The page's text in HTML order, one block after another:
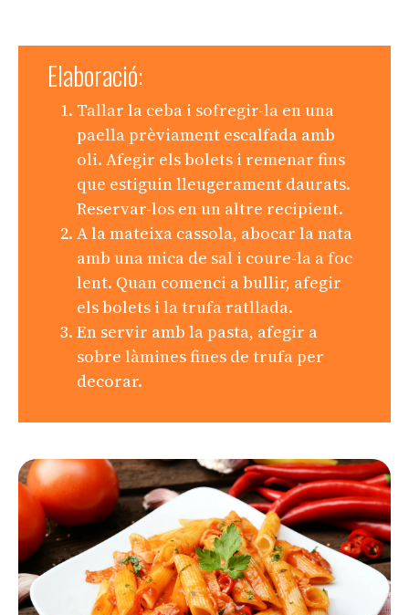
Elaboració:
Tallar la ceba i sofregir-la en una
paella prèviament escalfada amb
oli. Afegir els bolets i remenar fins
que estiguin lleugerament daurats.
Reservar-los en un altre recipient.
A la mateixa cassola, abocar la nata
amb una mica de sal i coure-la a foc
lent. Quan comenci a bullir, afegir
els bolets i la trufa ratllada.
En servir amb la pasta, afegir a
sobre làmines fines de trufa per
decorar.